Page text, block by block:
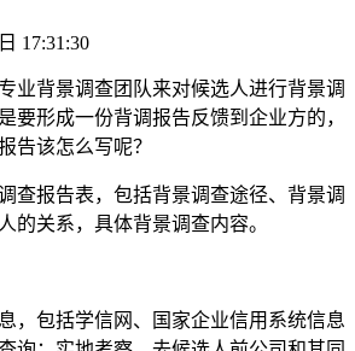
17:31:30
业背景调查团队来对候选人进行背景调
要形成一份背调报告反馈到企业方的，
告该怎么写呢？
查报告表，包括背景调查途径、背景调
的关系，具体背景调查内容。
，包括学信网、国家企业信用系统信息